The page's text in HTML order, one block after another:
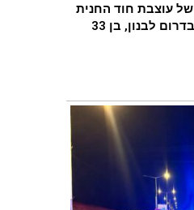
לוחם בגדוד 2855 של עוצבת חוד החנית
(55), שנפל בקרב בדרום לבנון, בן 33